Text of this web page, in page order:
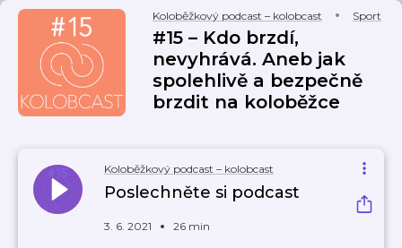
Koloběžkový podcast – kolobcast Sport
#15 – Kdo brzdí,
nevyhrává. Aneb jak
spolehlivě a bezpečně
brzdit na koloběžce
Koloběžkový podcast – kolobcast
Poslechněte si podcast
3. 6. 2021 26 min